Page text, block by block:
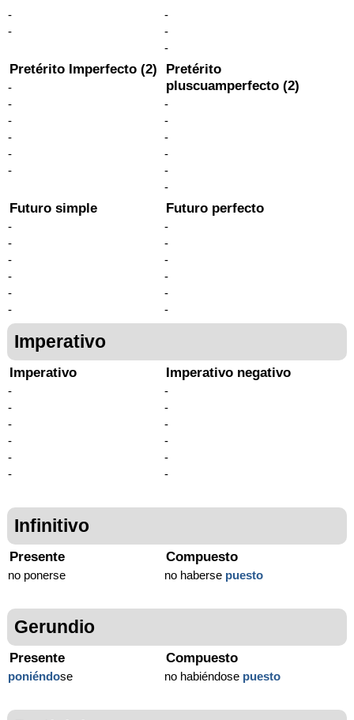
-
-
-
-
-
Pretérito Imperfecto (2)
-
-
-
-
-
-
Pretérito
pluscuamperfecto (2)
-
-
-
-
-
-
Futuro simple
-
-
-
-
-
-
Futuro perfecto
-
-
-
-
-
-
Imperativo
Imperativo
-
-
-
-
-
-
Imperativo negativo
-
-
-
-
-
-
Infinitivo
Presente
no ponerse
Compuesto
no haberse puesto
Gerundio
Presente
poniéndose
Compuesto
no habiéndose puesto